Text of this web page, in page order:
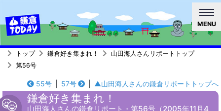
MENU
トップ 鎌倉好き集まれ！
山田海人さんリポートトップ
第56号
55号 57号 ▲山田海人さんの鎌倉リポートトップへ
鎌倉好き集まれ！
山田海人さんの鎌倉リポート・第56号（2005年11月4